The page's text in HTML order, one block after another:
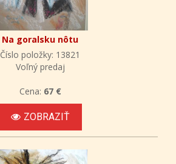
Na goralsku nôtu
Číslo položky: 13821
Voľný predaj
Cena: 67 €
ZOBRAZIŤ